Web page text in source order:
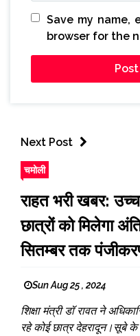
Save my name,
browser for the
Next Post
चमोली
राहत भरी खबर:
छात्रों को मिलेगा
सितम्बर तक
Sun Aug 25 , 2024
शिक्षा मंत्री डॉ रावत ने
रहे कोई छात्र देहरादून।सूबे के